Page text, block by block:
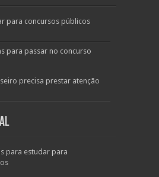
para concursos públicos
para passar no concurso
precisa prestar atenção
para estudar para